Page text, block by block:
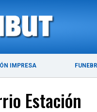
IMPRESA
PUERTO MADRYN
Estación